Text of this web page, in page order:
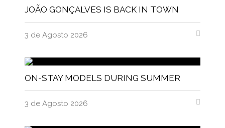
JOÃO GONÇALVES IS BACK IN TOWN
3 de Agosto 2026
ON-STAY MODELS DURING SUMMER
3 de Agosto 2026